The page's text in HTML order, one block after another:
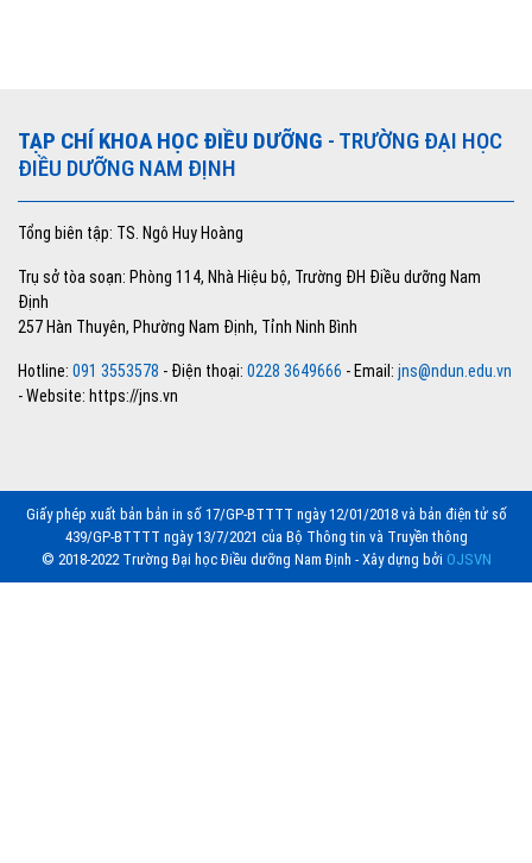
TẠP CHÍ KHOA HỌC ĐIỀU DƯỠNG - TRƯỜNG ĐẠI HỌC
ĐIỀU DƯỠNG NAM ĐỊNH
Tổng biên tập: TS. Ngô Huy Hoàng
Trụ sở tòa soạn: Phòng 114, Nhà Hiệu bộ, Trường ĐH Điều dưỡng Nam
Định
257 Hàn Thuyên, Phường Nam Định, Tỉnh Ninh Bình
Hotline: 091 3553578 - Điện thoại: 0228 3649666 - Email: jns@ndun.edu.vn
- Website: https://jns.vn
Giấy phép xuất bản bản in số 17/GP-BTTTT ngày 12/01/2018 và bản điện tử số
439/GP-BTTTT ngày 13/7/2021 của Bộ Thông tin và Truyền thông
© 2018-2022 Trường Đại học Điều dưỡng Nam Định - Xây dựng bởi OJSVN